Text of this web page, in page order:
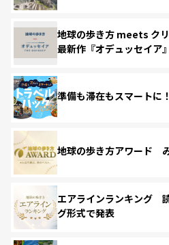
地球の歩き方 meets ク
最新作『オデュッセイア』
準備も滞在もスマート
地球の歩き方アワード
エアラインランキング
グ形式で発表